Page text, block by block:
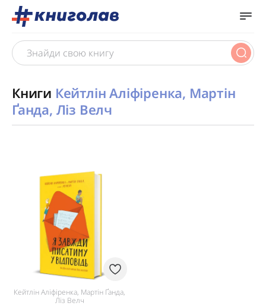
Книги Кейтлін Аліфіренка, Мартін
Ґанда, Ліз Велч
Кейтлін Аліфіренка, Мартін Ґанда,
Ліз Велч